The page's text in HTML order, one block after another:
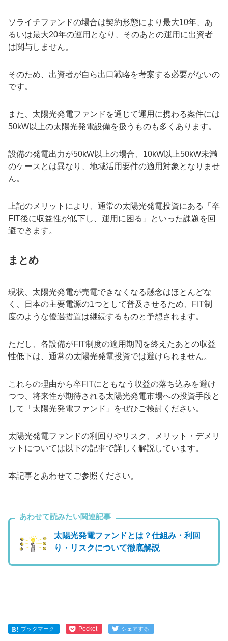
ソライチファンドの場合は契約形態により最大10年、あ
るいは最大20年の運用となり、そのあとの運用に出資者
は関与しません。
そのため、出資者が自ら出口戦略を考案する必要がないの
です。
また、太陽光発電ファンドを通じて運用に携わる案件には
50kW以上の太陽光発電設備を扱うものも多くあります。
設備の発電出力が50kW以上の場合、10kW以上50kW未満
のケースとは異なり、地域活用要件の適用対象となりませ
ん。
上記のメリットにより、通常の太陽光発電投資にある「卒
FIT後に収益性が低下し、運用に困る」といった課題を回
避できます。
まとめ
現状、太陽光発電が売電できなくなる懸念はほとんどな
く、日本の主要電源の1つとして普及させるため、FIT制
度のような優遇措置は継続するものと予想されます。
ただし、各設備がFIT制度の適用期間を終えたあとの収益
性低下は、通常の太陽光発電投資では避けられません。
これらの理由から卒FITにともなう収益の落ち込みを避け
つつ、将来性が期待される太陽光発電市場への投資手段と
して「太陽光発電ファンド」をぜひご検討ください。
太陽光発電ファンドの利回りやリスク、メリット・デメリ
ットについては以下の記事で詳しく解説しています。
本記事とあわせてご参照ください。
あわせて読みたい関連記事
太陽光発電ファンドとは？仕組み・利回
り・リスクについて徹底解説
ブックマーク Pocket シェアする